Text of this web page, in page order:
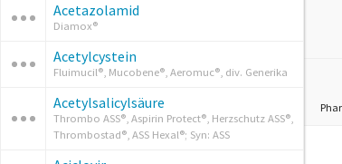
Acetazolamid
Diamox®
Acetylcystein
Fluimucil®, Mucobene®, Aeromuc®, div. Generika
Acetylsalicylsäure
Thrombo ASS®, Aspirin Protect®, Herzschutz ASS®,
Thrombostad®, ASS Hexal®; Syn: ASS